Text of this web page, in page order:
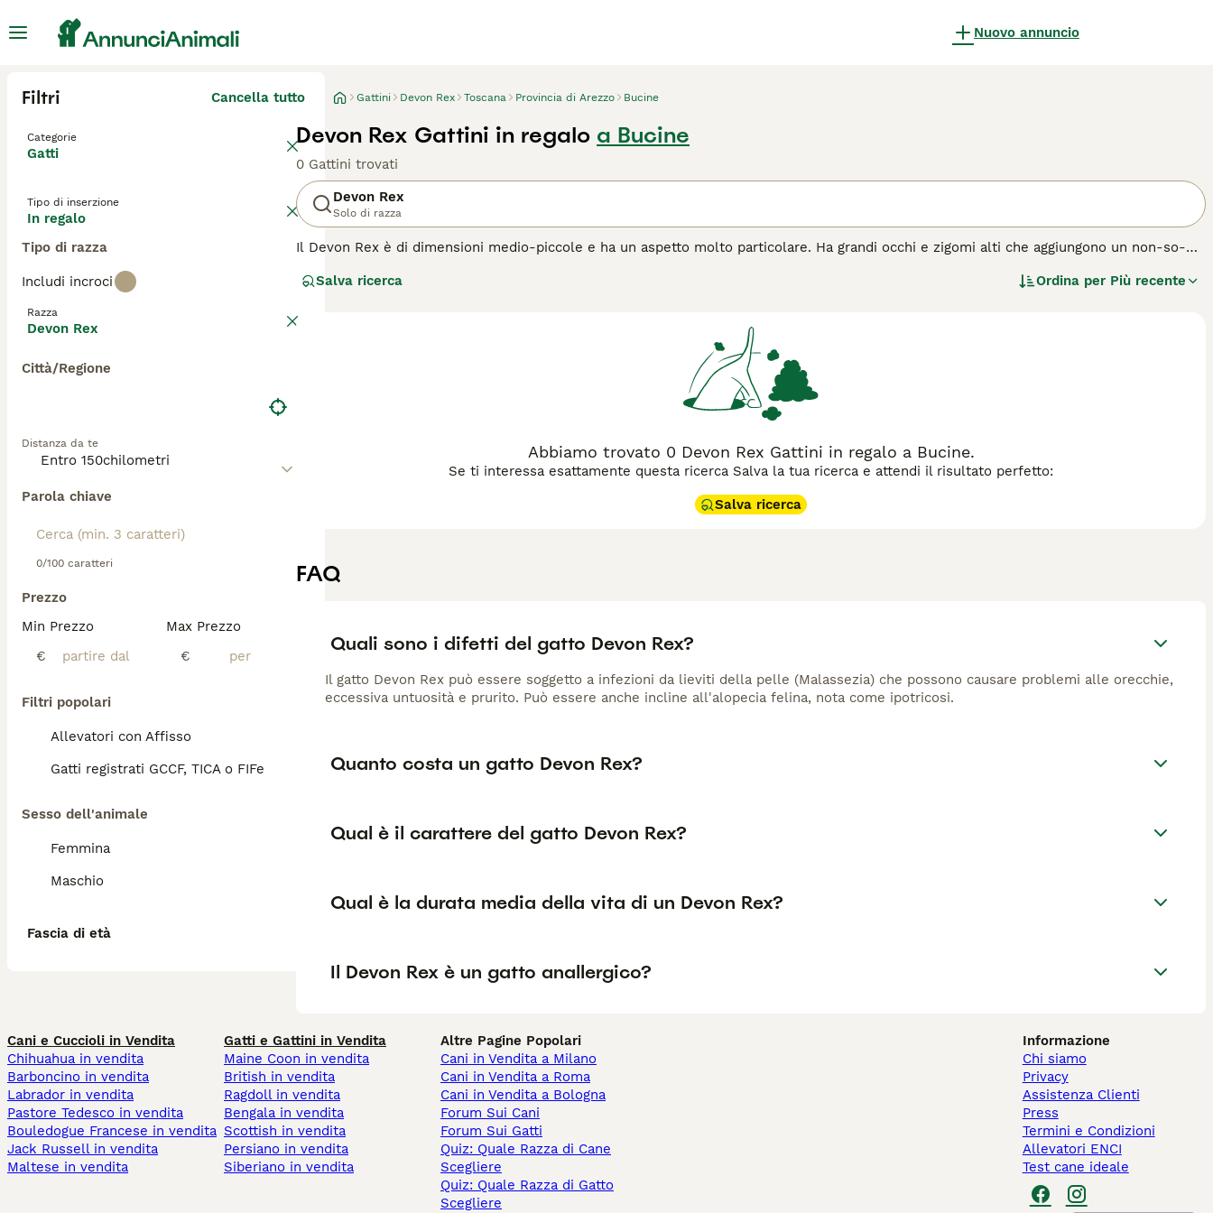
Nuovo annuncio
Filtri Cancella tutto
Categorie
Gatti
Tipo di inserzione
In regalo
Tipo di razza
Includi incroci
Razza
Devon Rex
Città/Regione
Distanza da te
Parola chiave
0/100 caratteri
Prezzo
Min Prezzo
€
Max Prezzo
€
Filtri popolari
Allevatori con Affisso
Gatti registrati GCCF, TICA o FIFe
Sesso dell'animale
Femmina
Maschio
Fascia di età
Gattini Devon Rex Toscana Provincia di Arezzo Bucine
Devon Rex Gattini in regalo a Bucine
0 Gattini trovati
Devon Rex
Solo di razza
Il Devon Rex è di dimensioni medio-piccole e ha un aspetto molto particolare. Ha grandi occhi e zigomi alti che aggiungono un non-so-
aspetto unico, il Devon Rex vanta una natura amichevole e giocosa che, combinata con la spiccata intelligenza, lo ha reso un popolare
per informazioni su questa razza di gatto.
Salva ricerca Ordina per Più recente
Abbiamo trovato 0 Devon Rex Gattini in regalo a Bucine.
Se ti interessa esattamente questa ricerca Salva la tua ricerca e attendi il risultato perfetto:
Salva ricerca
FAQ
Quali sono i difetti del gatto Devon Rex?
Il gatto Devon Rex può essere soggetto a infezioni da lieviti della pelle (Malassezia) che possono causare problemi alle orecchie,
eccessiva untuosità e prurito. Può essere anche incline all'alopecia felina, nota come ipotricosi.
Quanto costa un gatto Devon Rex?
Qual è il carattere del gatto Devon Rex?
Qual è la durata media della vita di un Devon Rex?
Il Devon Rex è un gatto anallergico?
Cani e Cuccioli in Vendita
Chihuahua in vendita
Barboncino in vendita
Labrador in vendita
Pastore Tedesco in vendita
Bouledogue Francese in vendita
Jack Russell in vendita
Maltese in vendita
Gatti e Gattini in Vendita
Maine Coon in vendita
British in vendita
Ragdoll in vendita
Bengala in vendita
Scottish in vendita
Persiano in vendita
Siberiano in vendita
Altre Pagine Popolari
Cani in Vendita a Milano
Cani in Vendita a Roma
Cani in Vendita a Bologna
Forum Sui Cani
Forum Sui Gatti
Quiz: Quale Razza di Cane
Scegliere
Quiz: Quale Razza di Gatto
Scegliere
Informazione
Chi siamo
Privacy
Assistenza Clienti
Press
Termini e Condizioni
Allevatori ENCI
Test cane ideale